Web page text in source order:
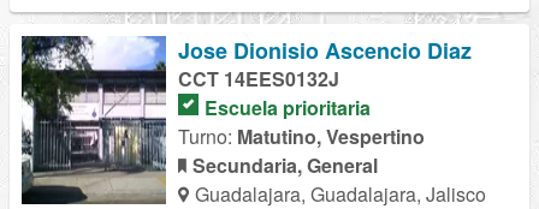
Jose Dionisio Ascencio Diaz
CCT 14EES0132J
Escuela prioritaria
Turno: Matutino, Vespertino
Secundaria, General
Guadalajara, Guadalajara, Jalisco